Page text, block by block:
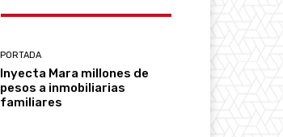
PORTADA
Inyecta Mara millones de
pesos a inmobiliarias
familiares